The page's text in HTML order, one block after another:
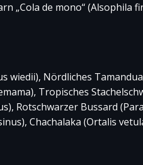
„Cola de mono“ (Alsophila
wiedii), Nördliches
Tropisches
Rotschwarzer Bussard
Chachalaka (Ortalis